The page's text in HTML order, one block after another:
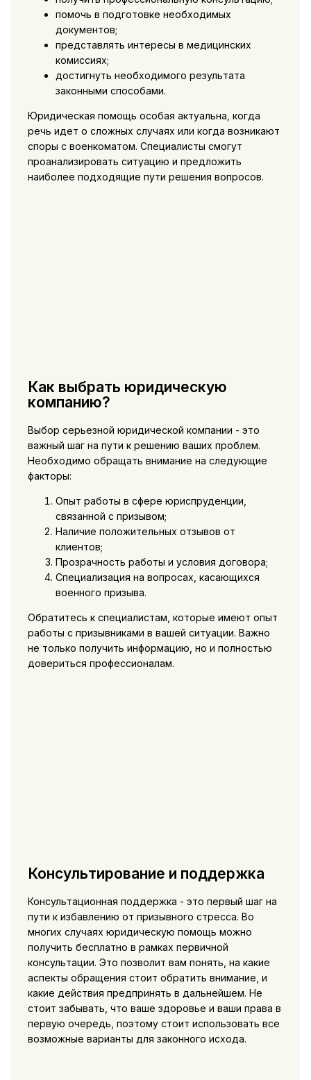
помочь в подготовке необходимых
документов;
представлять интересы в медицинских
комиссиях;
достигнуть необходимого результата
законными способами.
Юридическая помощь особая актуальна, когда
речь идет о сложных случаях или когда возникают
споры с военкоматом. Специалисты смогут
проанализировать ситуацию и предложить
наиболее подходящие пути решения вопросов.
Как выбрать юридическую
компанию?
Выбор серьезной юридической компании - это
важный шаг на пути к решению ваших проблем.
Необходимо обращать внимание на следующие
факторы:
Опыт работы в сфере юриспруденции,
связанной с призывом;
Наличие положительных отзывов от
клиентов;
Прозрачность работы и условия договора;
Специализация на вопросах, касающихся
военного призыва.
Обратитесь к специалистам, которые имеют опыт
работы с призывниками в вашей ситуации. Важно
не только получить информацию, но и полностью
довериться профессионалам.
Консультирование и поддержка
Консультационная поддержка - это первый шаг на
пути к избавлению от призывного стресса. Во
многих случаях юридическую помощь можно
получить бесплатно в рамках первичной
консультации. Это позволит вам понять, на какие
аспекты обращения стоит обратить внимание, и
какие действия предпринять в дальнейшем. Не
стоит забывать, что ваше здоровье и ваши права в
первую очередь, поэтому стоит использовать все
возможные варианты для законного исхода.